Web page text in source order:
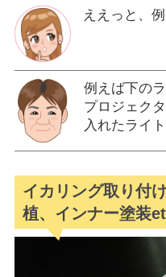
ええっと、
例えば下の
プロジェク
入れたライ
イカリング取り付
植、インナー塗装